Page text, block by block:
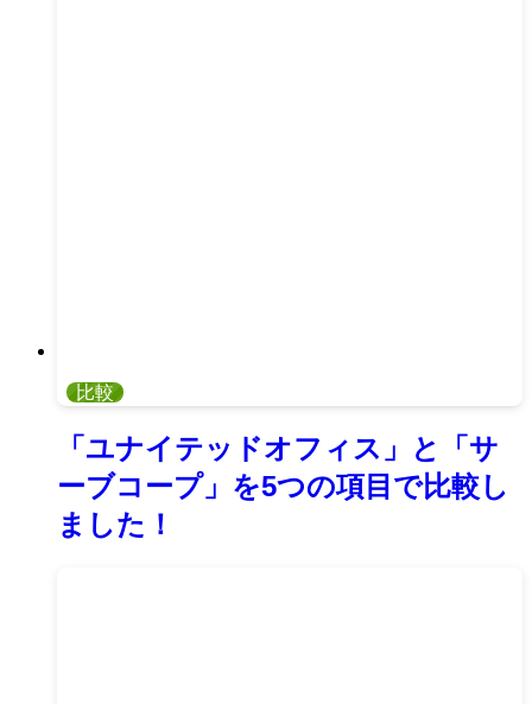
比較
「ユナイテッドオフィス」と「サ
ーブコープ」を5つの項目で比較し
ました！